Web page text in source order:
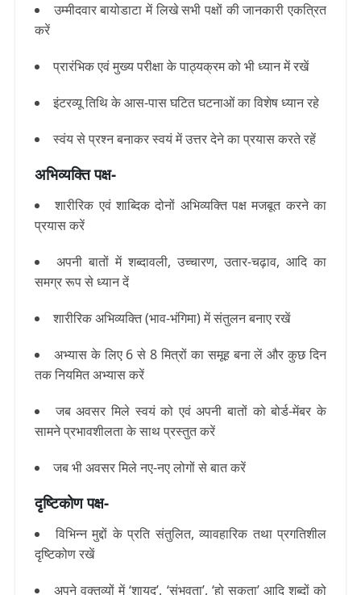
उम्मीदवार बायोडाटा में लिखे सभी पक्षों की जानकारी एकत्रित
करें
प्रारंभिक एवं मुख्य परीक्षा के पाठ्यक्रम को भी ध्यान में रखें
इंटरव्यू तिथि के आस-पास घटित घटनाओं का विशेष ध्यान रहे
स्वंय से प्रश्न बनाकर स्वयं में उत्तर देने का प्रयास करते रहें
अभिव्यक्ति पक्ष-
शारीरिक एवं शाब्दिक दोनों अभिव्यक्ति पक्ष मजबूत करने का
प्रयास करें
अपनी बातों में शब्दावली, उच्चारण, उतार-चढ़ाव, आदि का
समग्र रूप से ध्यान दें
शारीरिक अभिव्यक्ति (भाव-भंगिमा) में संतुलन बनाए रखें
अभ्यास के लिए 6 से 8 मित्रों का समूह बना लें और कुछ दिन
तक नियमित अभ्यास करें
जब अवसर मिले स्वयं को एवं अपनी बातों को बोर्ड-मेंबर के
सामने प्रभावशीलता के साथ प्रस्तुत करें
जब भी अवसर मिले नए-नए लोगों से बात करें
दृष्टिकोण पक्ष-
विभिन्न मुद्दों के प्रति संतुलित, व्यावहारिक तथा प्रगतिशील
दृष्टिकोण रखें
अपने वक्तव्यों में ‘शायद’, ‘संभवता’, ‘हो सकता’ आदि शब्दों को